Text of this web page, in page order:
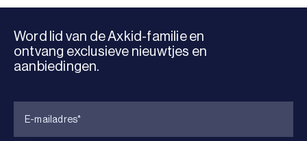
Word lid van de Axkid-familie en
ontvang exclusieve nieuwtjes en
aanbiedingen.